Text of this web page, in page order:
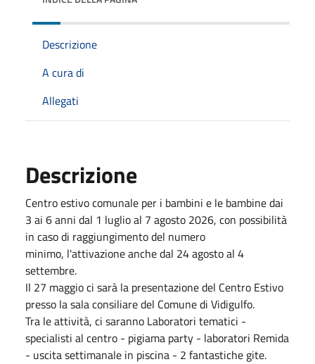
Descrizione
A cura di
Allegati
Descrizione
Centro estivo comunale per i bambini e le bambine dai
3 ai 6 anni dal 1 luglio al 7 agosto 2026, con possibilità
in caso di raggiungimento del numero
minimo, l'attivazione anche dal 24 agosto al 4
settembre.
Il 27 maggio ci sarà la presentazione del Centro Estivo
presso la sala consiliare del Comune di Vidigulfo.
Tra le attività, ci saranno Laboratori tematici -
specialisti al centro - pigiama party - laboratori Remida
- uscita settimanale in piscina - 2 fantastiche gite.